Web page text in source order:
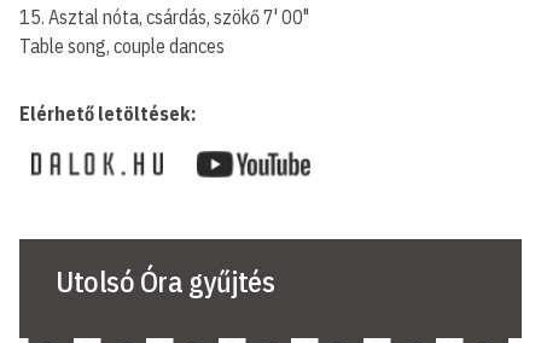
15. Asztal nóta, csárdás, szökő 7' 00"
Table song, couple dances
Elérhető letöltések:
Utolsó Óra gyűjtés